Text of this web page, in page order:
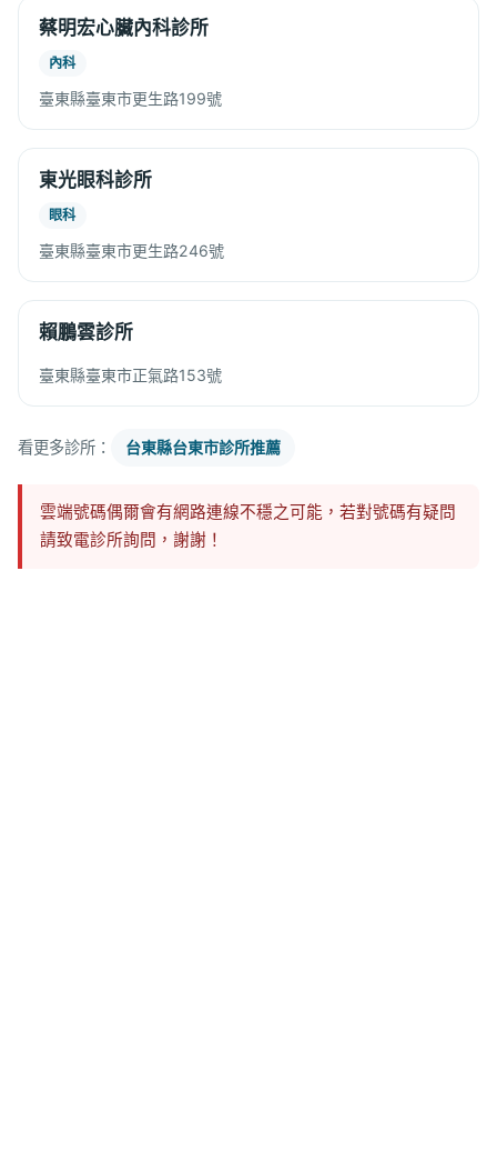
蔡明宏心臟內科診所
內科
臺東縣臺東市更生路199號
東光眼科診所
眼科
臺東縣臺東市更生路246號
賴鵬雲診所
臺東縣臺東市正氣路153號
看更多診所： 台東縣台東市診所推薦
雲端號碼偶爾會有網路連線不穩之可能，若對號碼有疑問
請致電診所詢問，謝謝！